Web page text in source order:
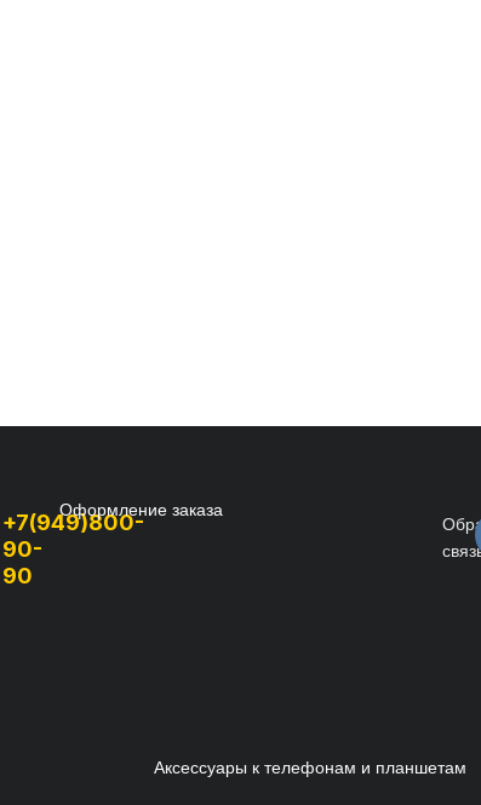
+7(949)800-
90-
90
Оформление заказа
Аксессуары к телефонам и планшетам